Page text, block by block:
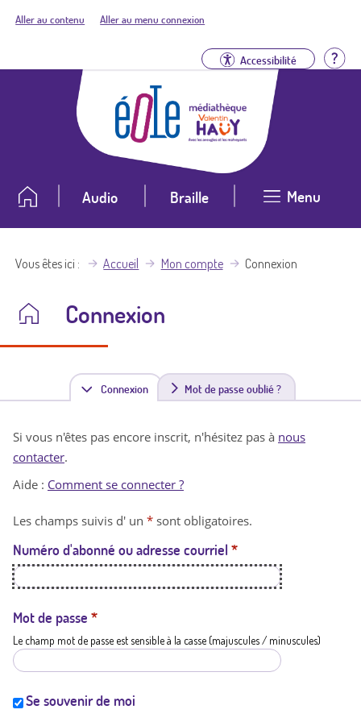
Aller au contenu Aller au menu connexion
Accessibilité
Audio Braille Menu
Vous êtes ici Accueil Mon compte Connexion
Connexion
Connexion(
n
t
a
t
i
Mot de passe oublié ?
Si vous n'êtes pas encore inscrit, n'hésitez pas à nous
contacter.
Aide : Comment se connecter ?
Les champs suivis d' un * sont obligatoires.
Numéro d'abonné ou adresse courriel *
Mot de passe *
Le champ mot de passe est sensible à la casse (majuscules / minuscules)
Se souvenir de moi